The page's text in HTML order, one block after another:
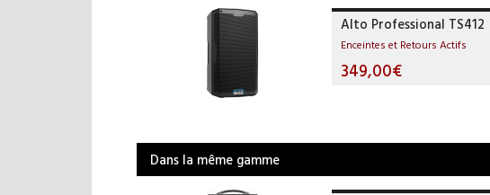
Alto Professional TS412
Enceintes et Retours Actifs
349,00€
Dans la même gamme